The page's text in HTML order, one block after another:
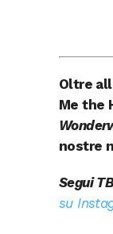
Oltre
Me the
nostre
Segui
su